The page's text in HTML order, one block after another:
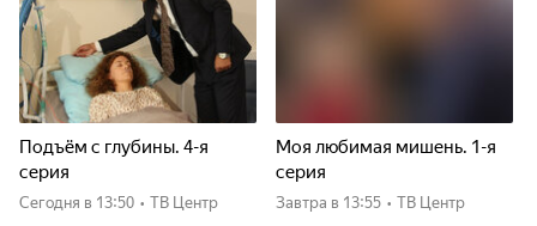
Подъём с глубины. 4-я
серия
Сегодня в 13:50 • ТВ Центр
Моя любимая мишень. 1-я
серия
Завтра в 13:55 • ТВ Центр